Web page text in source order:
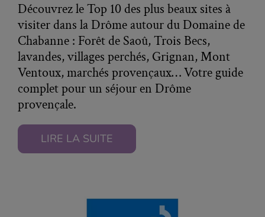
Découvrez le Top 10 des plus beaux sites à
visiter dans la Drôme autour du Domaine de
Chabanne : Forêt de Saoû, Trois Becs,
lavandes, villages perchés, Grignan, Mont
Ventoux, marchés provençaux… Votre guide
complet pour un séjour en Drôme
provençale.
LIRE LA SUITE